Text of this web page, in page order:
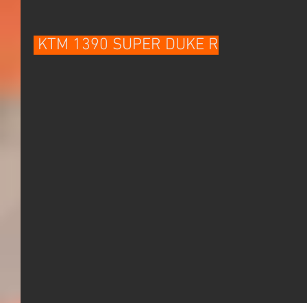
KTM 1390 SUPER DUKE R